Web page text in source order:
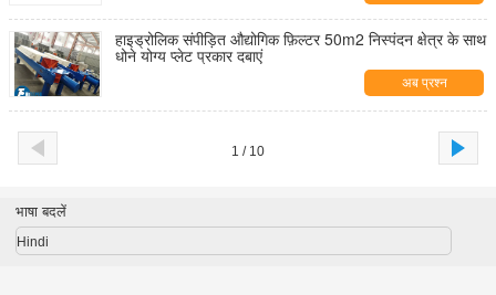
हाइड्रोलिक संपीड़ित औद्योगिक फ़िल्टर 50m2 निस्पंदन क्षेत्र के साथ
धोने योग्य प्लेट प्रकार दबाएं
अब प्रश्न
1 / 10
भाषा बदलें
Hindi